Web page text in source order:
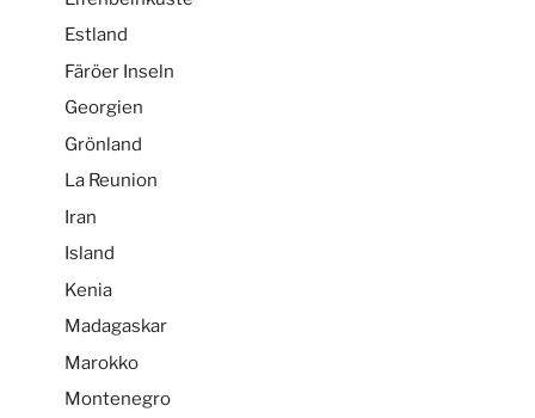
Estland
Färöer Inseln
Georgien
Grönland
La Reunion
Iran
Island
Kenia
Madagaskar
Marokko
Montenegro